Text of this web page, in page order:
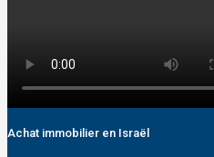
Achat immobilier en Israël